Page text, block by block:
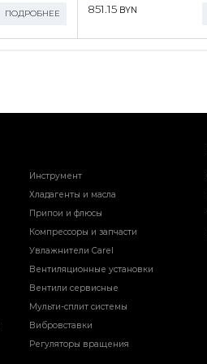
ПОДРОБНЕЕ 851.15 BYN
Инструмент
Хладагенты и масла
Припои и флюсы
Компрессоры и запчасти
Увлажнители Carel
Вентиляционные установки
Вентили сервисные
Мульти-сплит системы
Вибровставки
Регуляторы вращения